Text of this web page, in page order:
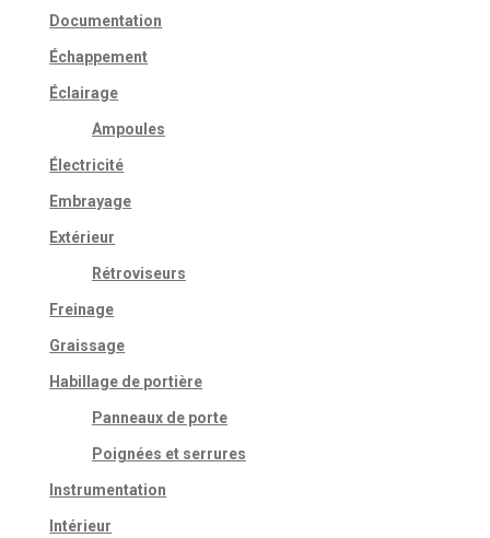
Documentation
Échappement
Éclairage
Ampoules
Électricité
Embrayage
Extérieur
Rétroviseurs
Freinage
Graissage
Habillage de portière
Panneaux de porte
Poignées et serrures
Instrumentation
Intérieur